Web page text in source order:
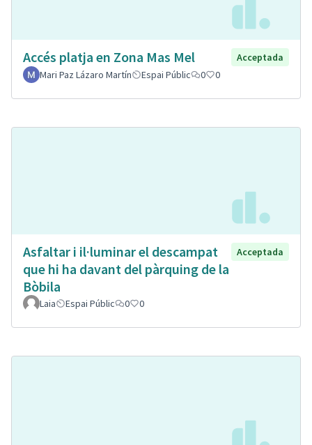
Accés platja en Zona Mas Mel
Acceptada
Mari Paz Lázaro Martín
Espai Públic 0 0
Asfaltar i il·luminar el descampat
que hi ha davant del pàrquing de la
Bòbila
Acceptada
Laia Espai Públic 0 0